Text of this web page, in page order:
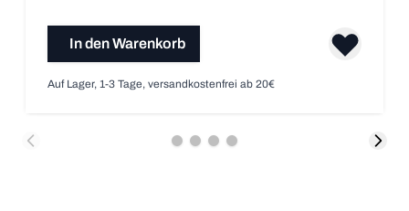
In den Warenkorb
Auf Lager, 1-3 Tage, versandkostenfrei ab 20€